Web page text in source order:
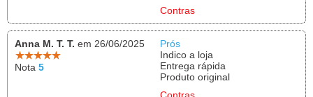
Contras
Anna M. T. T. em 26/06/2025
Nota 5
Prós
Indico a loja
Entrega rápida
Produto original